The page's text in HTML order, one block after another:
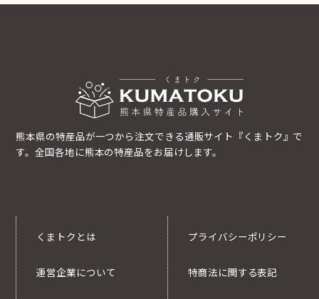
熊本県の特産品が一つから注文できる通販サイト『くまトク』で
す。全国各地に熊本の特産品をお届けします。
くまトクとは
運営企業について
プライバシーポリシー
特商法に関する表記